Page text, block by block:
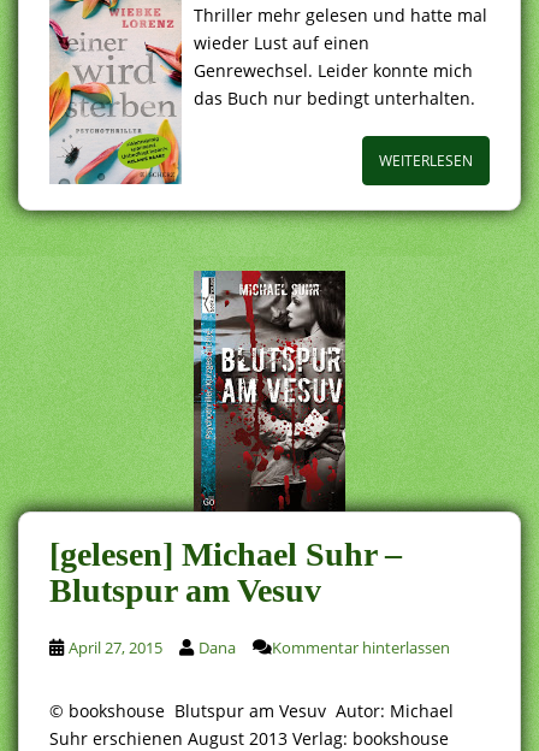
Thriller mehr gelesen und hatte mal
wieder Lust auf einen
Genrewechsel. Leider konnte mich
das Buch nur bedingt unterhalten.
WEITERLESEN
[gelesen] Michael Suhr –
Blutspur am Vesuv
April 27, 2015 Dana Kommentar hinterlassen
© bookshouse Blutspur am Vesuv Autor: Michael
Suhr erschienen August 2013 Verlag: bookshouse